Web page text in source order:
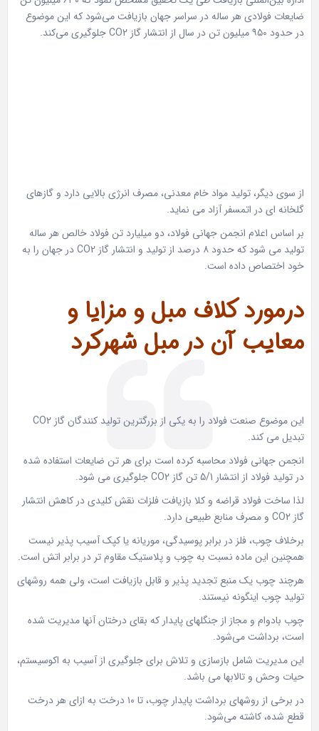
ضایعات فولادی هر ساله در سراسر جهان بازیافت می‌شود که این موضوع
در حدود ۹۵۰ میلیون تن در سال از انتشار گاز CO2 جلوگیری می‌کند.
از سوی دیگر، تولید مواد خام معدنی، مصرف انرژی بالایی دارد و گازهای
گلخانه ای در اتمسفر آزاد می نماید.
بر اساس اعلام انجمن جهانی فولاد، دو میلیارد تن فولاد خالص هر ساله
تولید می شود که حدود ۸ درصد از تولید و انتشار گاز CO2 در جهان را به
خود اختصاص داده است.
درمورد کلاف مبل و مزایا و
معایب آن در مبل شهرکرد
این موضوع صنعت فولاد را به یکی از بزرگترین تولید کنندگان گاز CO2
تبدیل می کند.
انجمن جهانی فولاد محاسبه کرده است برای هر تن ضایعات استفاده شده
در تولید فولاد از انتشار 5/1 تن گاز CO2 جلوگیری می شود.
لذا ساخت فولاد قراضه و کلا بازیافت فلزات نقش کلیدی در کاهش انتشار
گاز CO2 و مصرف منابع طبیعی دارد.
برخلاف چوب، فلز در برابر پوسیدگی، موریانه یا کپک آسیب پذیر نیست
همچنین این ماده نسبت به چوب و پلاستیک مقاوم تر در برابر اتش است.
هرچند چوب یک منبع تجدید پذیر و قابل بازیافت است، ولی همه روشهای
تولید چوب اینگونه نیستند.
چوب بادوام و مجاز از جنگلهای پایدار که بقای درختان آنها مدیریت شده
است، برداشت می‌شود.
این مدیریت شامل بازسازی و تلاش برای جلوگیری از آسیب به اکوسیستم،
حیات وحش و تالابها می باشد.
در برخی از روشهای برداشت پایدار چوب، تا ۱۰ درخت به ازای هر درخت
قطع شده، کاشته می‌شود.